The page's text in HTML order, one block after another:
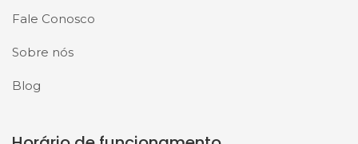
Fale Conosco
Sobre nós
Blog